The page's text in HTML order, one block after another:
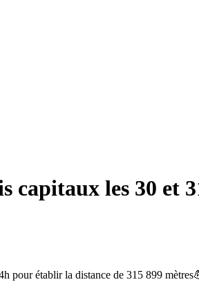
capitaux les 30 et
pour établir la distance de 315 899